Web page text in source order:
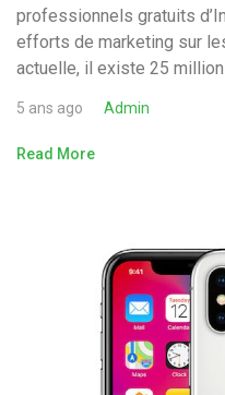
professionnels gratuits
efforts de marketing sur
actuelle, il existe 25
5 ans ago Admin
Read More